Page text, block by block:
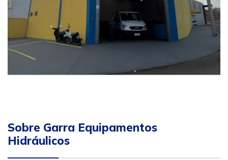
Sobre Garra Equipamentos
Hidráulicos